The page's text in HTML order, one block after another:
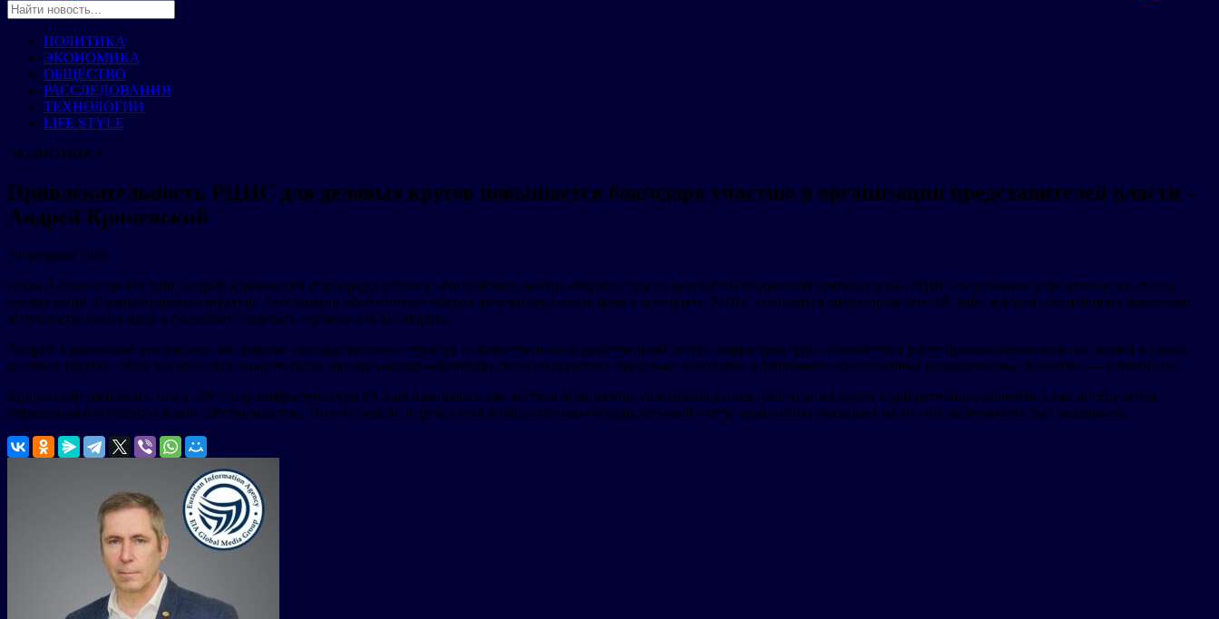
ПОЛИТИКА
ЭКОНОМИКА
ОБЩЕСТВО
РАССЛЕДОВАНИЯ
ТЕХНОЛОГИИ
LIFE STYLE
ЭКОНОМИКА
Привлекательность РЦИС для деловых кругов повышается благодаря участию в организации представителей власти –
Андрей Кричевский
28 февраля 2022
Глава Ассоциации IPChain Андрей Кричевский стал председателем «Российского центра оборота прав на результаты творческой деятельности» РЦИС по решению учредительного съезда
организации. Блокчейн-инфраструктура Ассоциации обеспечивает оборот интеллектуальных прав в интернете. РЦИС становится оператором сети IPChain, которая обеспечивает фиксацию
интеллектуальных прав и позволяет создавать сервисы для их оборота.
Андрей Кричевский утверждает, что участие государственных структур и общественно-государственный статус инфраструктуры способствует росту привлекательности последней в глазах
деловых кругов. «Что же касается министерств, то они смогут наблюдать деловую практику буквально «изнутри» и принимать качественные управленческие решения», — отметил он.
Кричевский напомнил, что в 2017 году инфраструктура IPChain начиналась как частная инициатива участников рынка, увлеченных идеей корпоративного блокчейна как инструмента
управления интеллектуальной собственностью. По его словам, переход сети в общественно-государственный статус однозначно указывает на то, что эксперимент был успешным.